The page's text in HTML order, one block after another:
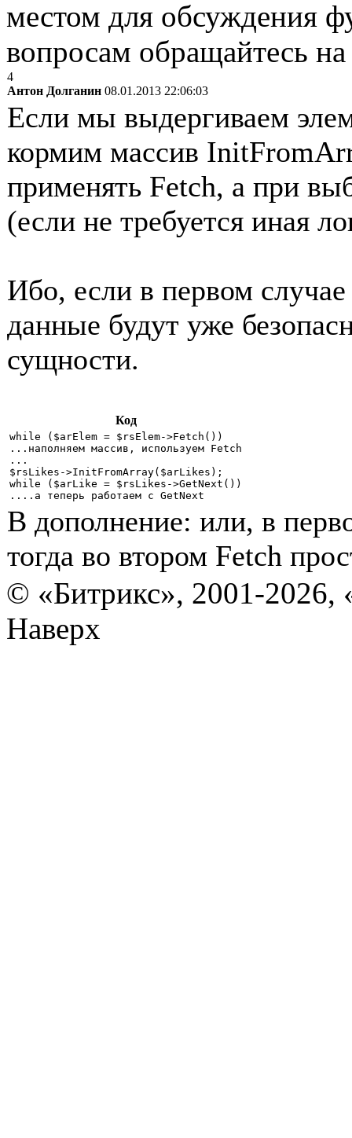
местом для обсуждения
вопросам обращайтесь
4
Антон Долганин 08.01.2013 22:06:03
Если мы выдергиваем
кормим массив
применять Fetch, а при
(если не требуется иная
Ибо, если в первом
данные будут уже
сущности.
Код
while ($arElem = $rsElem->Fetch())
...наполняем массив, используем Fetch
...
$rsLikes->InitFromArray($arLikes);
while ($arLike = $rsLikes->GetNext())
В дополнение: или, в
тогда во втором Fetch
© «Битрикс», 2001-2026,
Наверх